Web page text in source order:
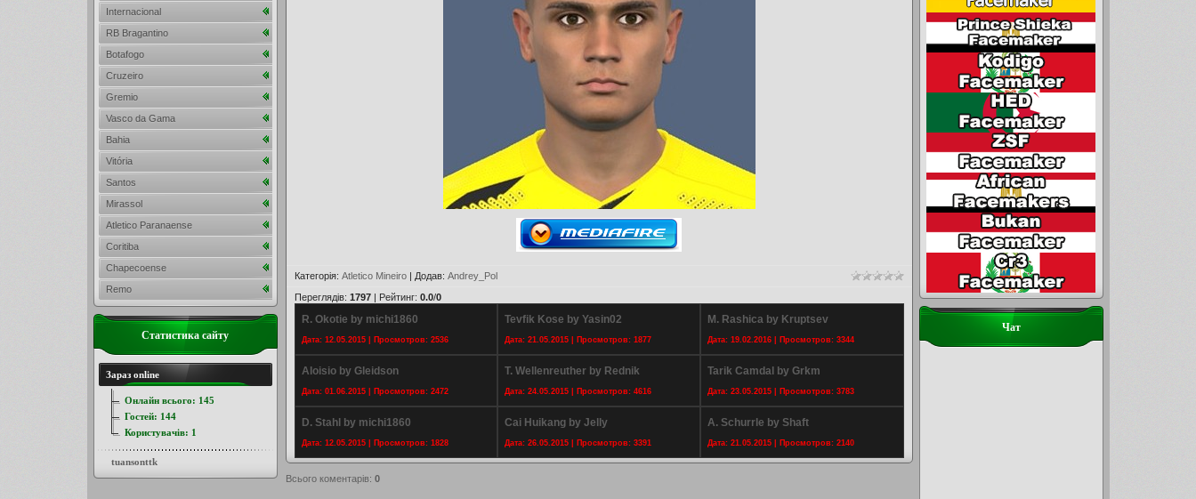
Категорія: Atletico Mineiro| Додав: Andrey_Pol
Переглядів: 1797| Рейтинг: 0.0/0
R. Okotie by michi1860
Дата: 12.05.2015 | Просмотров: 2536
Tevfik Kose by Yasin02
Дата: 21.05.2015 | Просмотров: 1877
M. Rashica by Kruptsev
Дата: 19.02.2016 | Просмотров: 3344
Aloisio by Gleidson
Дата: 01.06.2015 | Просмотров: 2472
T. Wellenreuther by Rednik
Дата: 24.05.2015 | Просмотров: 4616
Tarik Camdal by Grkm
Дата: 23.05.2015 | Просмотров: 3783
D. Stahl by michi1860
Дата: 12.05.2015 | Просмотров: 1828
Cai Huikang by Jelly
Дата: 26.05.2015 | Просмотров: 3391
A. Schurrle by Shaft
Дата: 21.05.2015 | Просмотров: 2140
Всього коментарів: 0
Чат
Internacional
RB Bragantino
Botafogo
Cruzeiro
Gremio
Vasco da Gama
Bahia
Vitória
Santos
Mirassol
Atletico Paranaense
Coritiba
Chapecoense
Remo
Статистика сайту
Зараз online
Онлайн всього: 145
Гостей: 144
Користувачів: 1
tuansonttk